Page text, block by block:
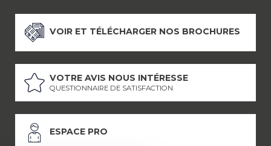
VOIR ET TÉLÉCHARGER NOS BROCHURES
VOTRE AVIS NOUS INTÉRESSE
QUESTIONNAIRE DE SATISFACTION
ESPACE PRO